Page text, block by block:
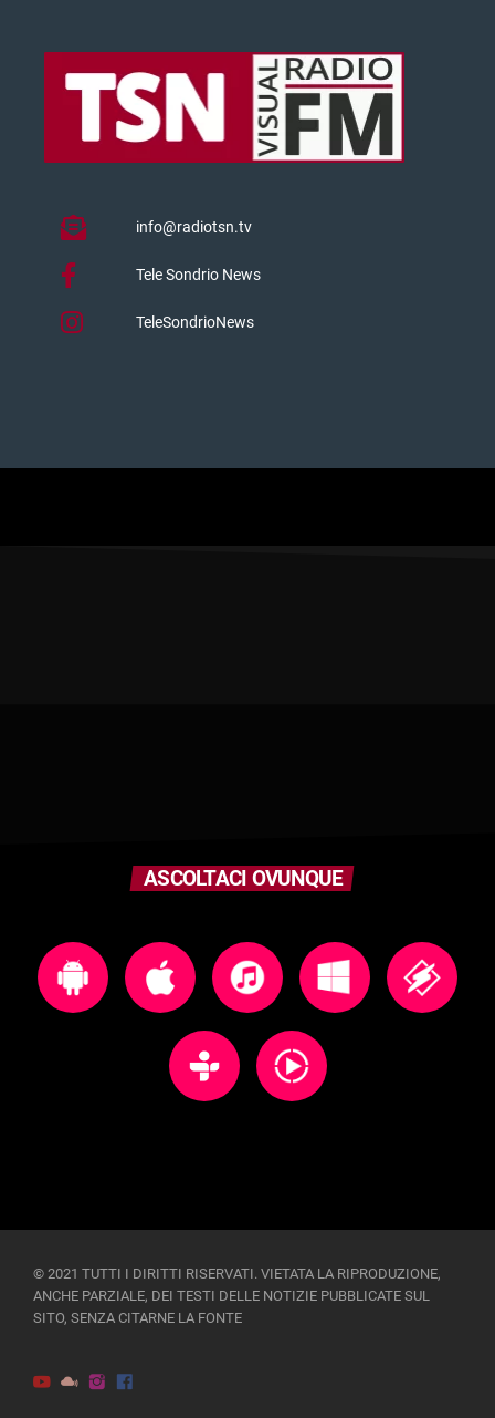
info@radiotsn.tv
Tele Sondrio News
TeleSondrioNews
ASCOLTACI OVUNQUE
© 2021 TUTTI I DIRITTI RISERVATI. VIETATA LA RIPRODUZIONE,
ANCHE PARZIALE, DEI TESTI DELLE NOTIZIE PUBBLICATE SUL
SITO, SENZA CITARNE LA FONTE